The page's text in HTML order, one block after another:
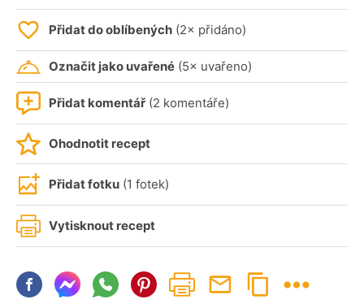
Přidat do oblíbených (2× přidáno)
Označit jako uvařené (5× uvařeno)
Přidat komentář (2 komentáře)
Ohodnotit recept
Přidat fotku (1 fotek)
Vytisknout recept